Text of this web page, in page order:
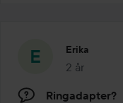
Erika
2 år
Inlägget
Ringadapter?